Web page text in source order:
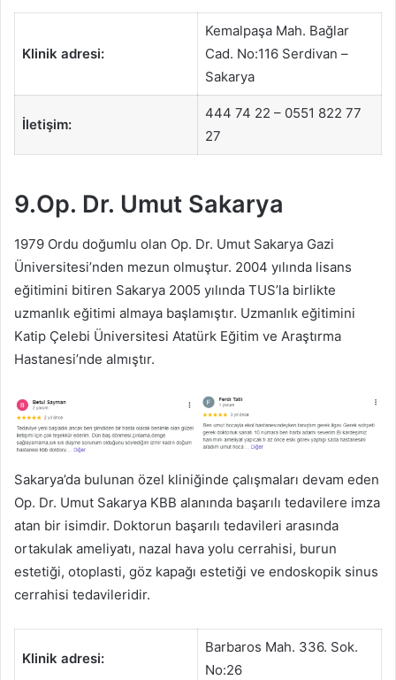
Klinik adresi:
Kemalpaşa Mah. Bağlar
Cad. No:116 Serdivan –
Sakarya
İletişim:
444 74 22 – 0551 822 77
27
9.Op. Dr. Umut Sakarya
1979 Ordu doğumlu olan Op. Dr. Umut Sakarya Gazi
Üniversitesi’nden mezun olmuştur. 2004 yılında lisans
eğitimini bitiren Sakarya 2005 yılında TUS’la birlikte
uzmanlık eğitimi almaya başlamıştır. Uzmanlık eğitimini
Katip Çelebi Üniversitesi Atatürk Eğitim ve Araştırma
Hastanesi’nde almıştır.
Sakarya’da bulunan özel kliniğinde çalışmaları devam eden
Op. Dr. Umut Sakarya KBB alanında başarılı tedavilere imza
atan bir isimdir. Doktorun başarılı tedavileri arasında
ortakulak ameliyatı, nazal hava yolu cerrahisi, burun
estetiği, otoplasti, göz kapağı estetiği ve endoskopik sinus
cerrahisi tedavileridir.
Klinik adresi:
Barbaros Mah. 336. Sok.
No:26